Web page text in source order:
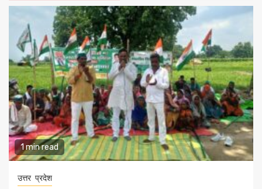
1 min read
उत्तर प्रदेश